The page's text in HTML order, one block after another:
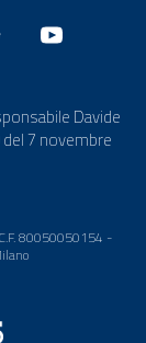
Davide
7 novembre
80050050154 -